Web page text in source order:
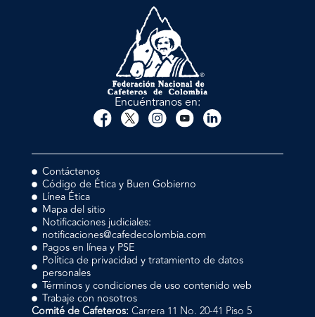
Encuéntranos en:
Contáctenos
Código de Ética y Buen Gobierno
Línea Ética
Mapa del sitio
Notificaciones judiciales:
notificaciones@cafedecolombia.com
Pagos en línea y PSE
Política de privacidad y tratamiento de datos
personales
Términos y condiciones de uso contenido web
Trabaje con nosotros
Comité de Cafeteros: Carrera 11 No. 20-41 Piso 5